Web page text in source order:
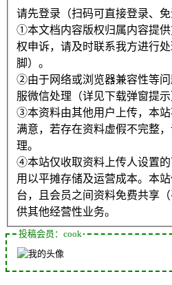
请先登录（扫码可直接登录、免
①本文档内容版权归属内容提
权申诉，请及时联系我方进行
脚）。
②由于网络或浏览器兼容性等
服微信处理（详见下载弹窗提示
③本资料由其他用户上传，本
满意，若存在资料虚假不完整
理。
④本站仅收取资料上传人设置的
用以平摊存储及运营成本。本
台，且会员之间资料免费共享
供其他经营性业务。
投稿会员：cook